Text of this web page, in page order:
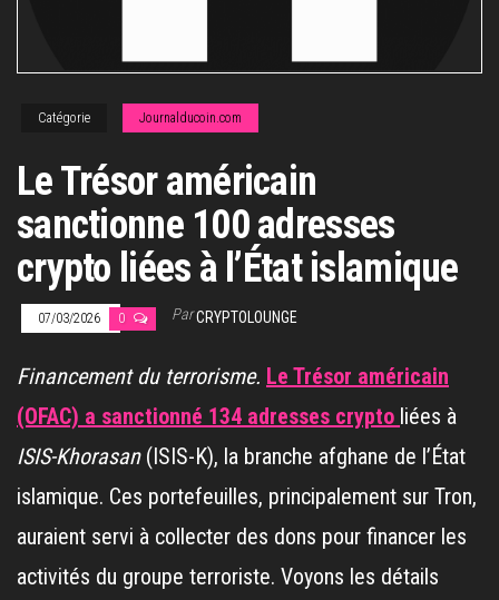
Catégorie Journalducoin.com
Le Trésor américain
sanctionne 100 adresses
crypto liées à l’État islamique
07/03/2026 0 ParCRYPTOLOUNGE
Financement du terrorisme. Le Trésor américain
(OFAC) a sanctionné 134 adresses crypto liées à
ISIS-Khorasan(ISIS-K), la branche afghane de l’État
islamique. Ces portefeuilles, principalement sur Tron,
auraient servi à collecter des dons pour financer les
activités du groupe terroriste. Voyons les détails